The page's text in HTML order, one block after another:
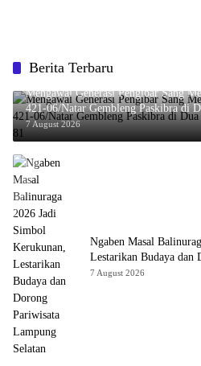
Berita Terbaru
Mengawal Generasi Pengibar Sang
421-06/Natar Gembleng Paskibra di
RI ke-81
7 August 2026
Ngaben Masal
Lestarikan Budaya dan
Selatan
7 August 2026